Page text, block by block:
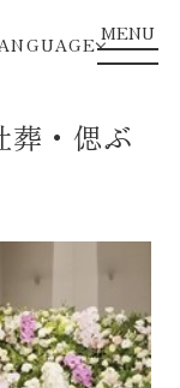
MENU
葬・偲ぶ